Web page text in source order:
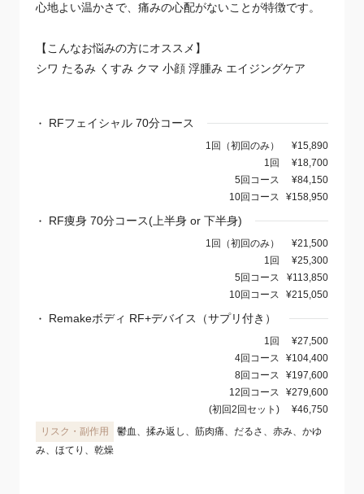
心地よい温かさで、痛みの心配がないことが特徴です。
【こんなお悩みの方にオススメ】
シワ たるみ くすみ クマ 小顔 浮腫み エイジングケア
RFフェイシャル 70分コース
1回（初回のみ）
¥15,890
1回
¥18,700
5回コース
¥84,150
10回コース
¥158,950
RF痩身 70分コース(上半身 or 下半身)
1回（初回のみ）
¥21,500
1回
¥25,300
5回コース
¥113,850
10回コース
¥215,050
Remakeボディ RF+デバイス（サプリ付き）
1回
¥27,500
4回コース
¥104,400
8回コース
¥197,600
12回コース
¥279,600
(初回2回セット)
¥46,750
鬱血、揉み返し、筋肉痛、だるさ、赤み、かゆ
み、ほてり、乾燥